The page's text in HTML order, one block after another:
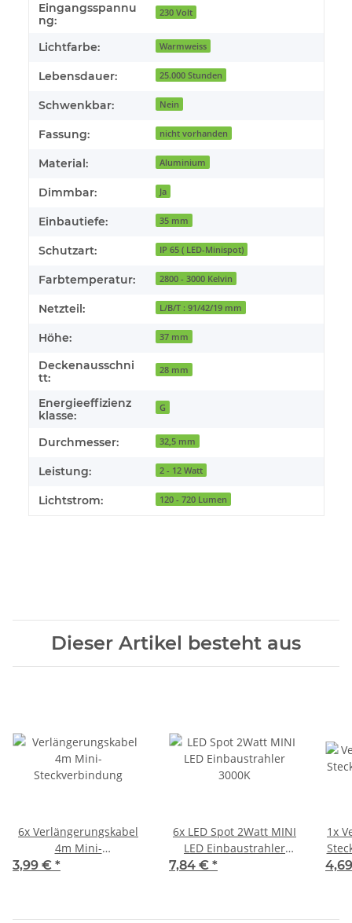
Produkteigenschaft
Wert
Eingangsspannu
ng:
230 Volt
Lichtfarbe: Warmweiss
Lebensdauer: 25.000 Stunden
Schwenkbar: Nein
Fassung: nicht vorhanden
Material: Aluminium
Dimmbar: Ja
Einbautiefe: 35 mm
Schutzart: IP 65 ( LED-Minispot)
Farbtemperatur: 2800 - 3000 Kelvin
Netzteil: L/B/T : 91/42/19 mm
Höhe: 37 mm
Deckenausschni
tt:
28 mm
Energieeffizienz
klasse:
G
Durchmesser: 32,5 mm
Leistung: 2 - 12 Watt
Lichtstrom: 120 - 720 Lumen
Dieser Artikel besteht aus
6x Verlängerungskabel
4m Mini-
Steckverbindung
3,99 € *
6x LED Spot 2Watt MINI
LED Einbaustrahler
7,84 € *
1x